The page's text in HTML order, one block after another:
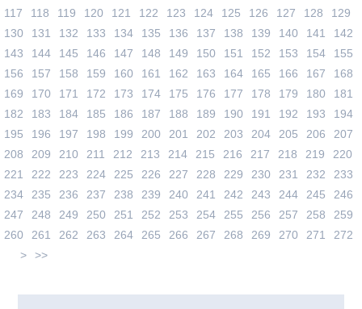
117
118 119 120 121 122 123 124 125 126 127 128
129
130
131 132 133 134 135 136 137 138 139 140 141
142
143
144 145 146 147 148 149 150 151 152 153 154
155
156
157 158 159 160 161 162 163 164 165 166 167
168
169
170 171 172 173 174 175 176 177 178 179 180
181
182
183 184 185 186 187 188 189 190 191 192 193
194
195
196 197 198 199 200 201 202 203 204 205 206
207
208
209 210 211 212 213 214 215 216 217 218 219
220
221
222 223 224 225 226 227 228 229 230 231 232
233
234
235 236 237 238 239 240 241 242 243 244 245
246
247
248 249 250 251 252 253 254 255 256 257 258
259
260
261 262 263 264 265 266 267 268 269 270 271
272
>
>>